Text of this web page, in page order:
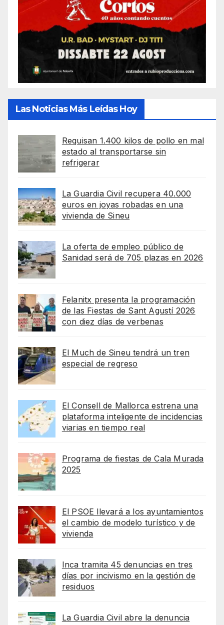
Las Noticias Más Leídas Hoy
Requisan 1.400 kilos de pollo en mal
estado al transportarse sin
refrigerar
La Guardia Civil recupera 40.000
euros en joyas robadas en una
vivienda de Sineu
La oferta de empleo público de
Sanidad será de 705 plazas en 2026
Felanitx presenta la programación
de las Fiestas de Sant Agustí 2026
con diez días de verbenas
El Much de Sineu tendrá un tren
especial de regreso
El Consell de Mallorca estrena una
plataforma inteligente de incidencias
viarias en tiempo real
Programa de fiestas de Cala Murada
2025
El PSOE llevará a los ayuntamientos
el cambio de modelo turístico y de
vivienda
Inca tramita 45 denuncias en tres
días por incivismo en la gestión de
residuos
La Guardia Civil abre la denuncia